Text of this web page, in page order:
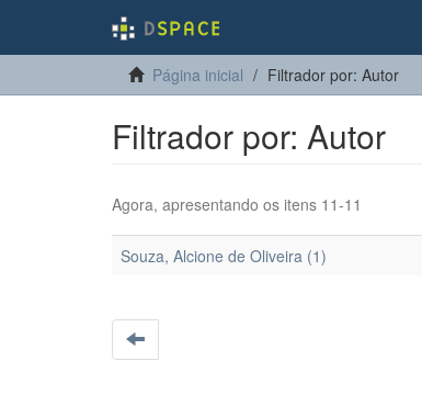
Página inicial Filtrador por: Autor
Filtrador por: Autor
Agora, apresentando os itens 11-11
Souza, Alcione de Oliveira (1)